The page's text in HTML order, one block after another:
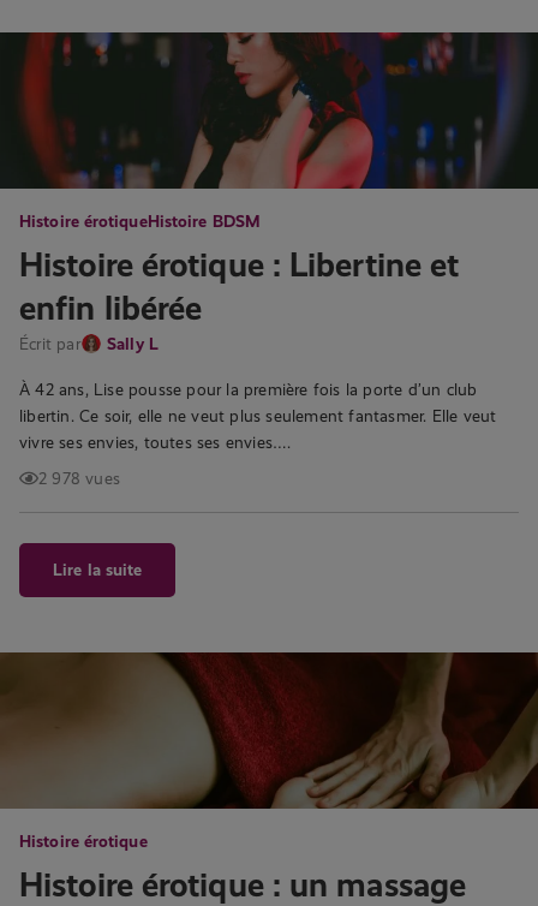
Histoire érotiqueHistoire BDSM
Histoire érotique : Libertine et
enfin libérée
Écrit par Sally L
À 42 ans, Lise pousse pour la première fois la porte d’un club
libertin. Ce soir, elle ne veut plus seulement fantasmer. Elle veut
vivre ses envies, toutes ses envies….
2 978 vues
Lire la suite
Histoire érotique
Histoire érotique : un massage